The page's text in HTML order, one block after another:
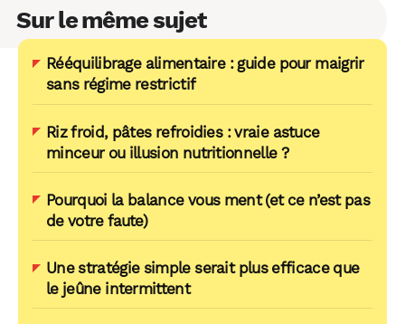
Sur le même sujet
Rééquilibrage alimentaire : guide pour maigrir
sans régime restrictif
Riz froid, pâtes refroidies : vraie astuce
minceur ou illusion nutritionnelle ?
Pourquoi la balance vous ment (et ce n’est pas
de votre faute)
Une stratégie simple serait plus efficace que
le jeûne intermittent